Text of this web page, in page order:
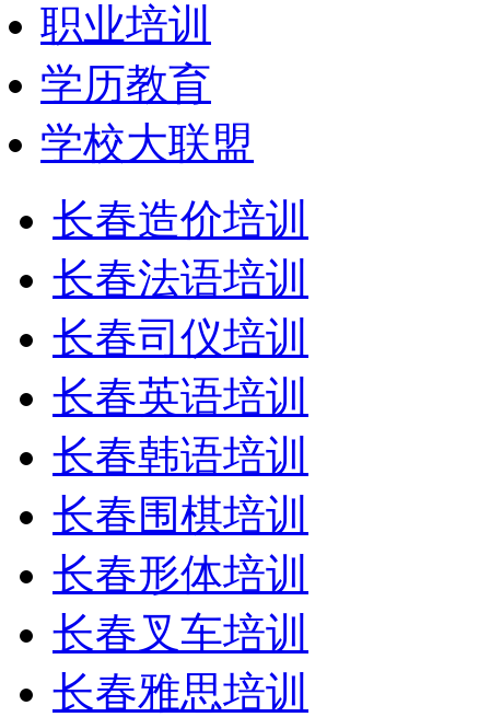
职业培训
学历教育
学校大联盟
长春造价培训
长春法语培训
长春司仪培训
长春英语培训
长春韩语培训
长春围棋培训
长春形体培训
长春叉车培训
长春雅思培训